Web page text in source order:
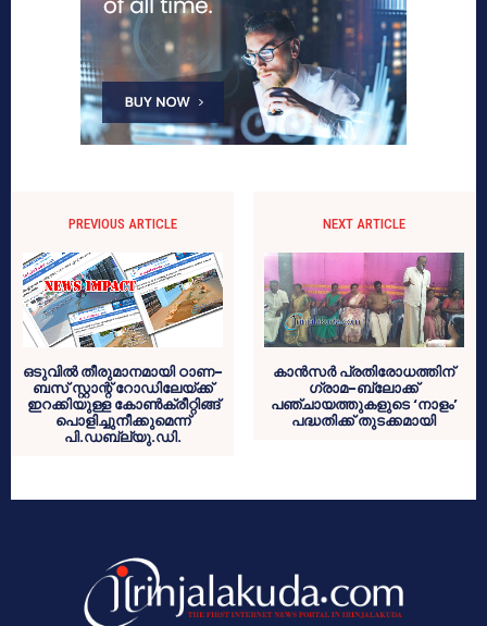
PREVIOUS ARTICLE
ഒടുവില്‍ തീരുമാനമായി ഠാണ-
ബസ് സ്റ്റാന്റ് റോഡിലേയ്ക്ക്
ഇറക്കിയുള്ള കോണ്‍ക്രീറ്റിങ്ങ്
പൊളിച്ചുനീക്കുമെന്ന്
പി.ഡബ്ല്യു.ഡി.
NEXT ARTICLE
കാന്‍സര്‍ പ്രതിരോധത്തിന്
ഗ്രാമ-ബ്ലോക്ക്
പഞ്ചായത്തുകളുടെ ‘നാളം’
പദ്ധതിക്ക് തുടക്കമായി